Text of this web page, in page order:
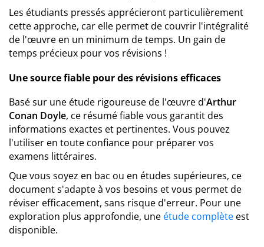
Les étudiants pressés apprécieront particulièrement
cette approche, car elle permet de couvrir l'intégralité
de l'œuvre en un minimum de temps. Un gain de
temps précieux pour vos révisions !
Une source fiable pour des révisions efficaces
Basé sur une étude rigoureuse de l'œuvre d'Arthur
Conan Doyle, ce résumé fiable vous garantit des
informations exactes et pertinentes. Vous pouvez
l'utiliser en toute confiance pour préparer vos
examens littéraires.
Que vous soyez en bac ou en études supérieures, ce
document s'adapte à vos besoins et vous permet de
réviser efficacement, sans risque d'erreur. Pour une
exploration plus approfondie, une étude complète est
disponible.